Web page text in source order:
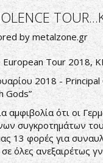
by metalzone.gr
Tour 2018,
2018 -
Gods”
αμφιβολία ότι οι
συγκροτημάτων του
13 φορές για
σε όλες ανεξαιρέτως